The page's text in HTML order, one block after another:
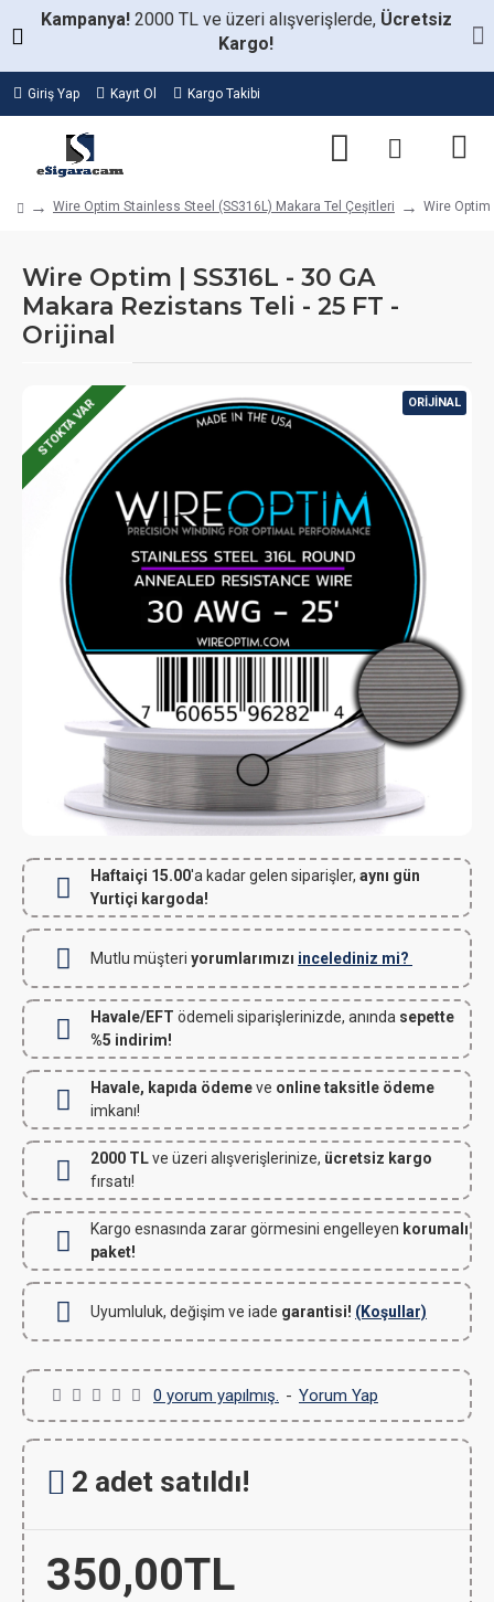
Kampanya! 2000 TL ve üzeri alışverişlerde, Ücretsiz
Kargo!
Giriş Yap Kayıt Ol Kargo Takibi
Wire Optim Stainless Steel (SS316L) Makara Tel Çeşitleri Wire Optim
Wire Optim | SS316L - 30 GA
Makara Rezistans Teli - 25 FT -
Orijinal
STOKTA VAR ORIJINAL
Haftaiçi 15.00'a kadar gelen siparişler, aynı gün
Yurtiçi kargoda!
Mutlu müşteri yorumlarımızı incelediniz mi?
Havale/EFT ödemeli siparişlerinizde, anında sepette
%5 indirim!
Havale, kapıda ödemeve online taksitle ödeme
imkanı!
2000 TLve üzeri alışverişlerinize, ücretsiz kargo
fırsatı!
Kargo esnasında zarar görmesini engelleyen korumalı
paket!
Uyumluluk, değişim ve iade garantisi! (Koşullar)
0 yorum yapılmış. - Yorum Yap
350,00TL
2 adet satıldı!